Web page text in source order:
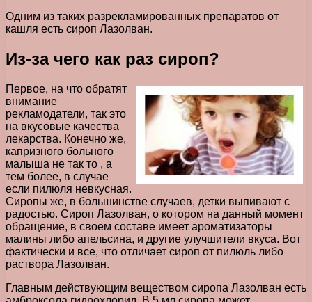
Одним из таких разрекламированных препаратов от
кашля есть сироп Лазолван.
Из-за чего как раз сироп?
Первое, на что обратят
внимание
рекламодатели, так это
на вкусовые качества
лекарства. Конечно же,
капризного больного
малыша не так то , а
тем более, в случае
если пилюля невкусная.
Сиропы же, в большинстве случаев, детки выпивают с
радостью. Сироп Лазолван, о котором на данный момент
обращение, в своем составе имеет ароматизаторы
малины либо апельсина, и другие улучшители вкуса. Вот
фактически и все, что отличает сироп от пилюль либо
раствора Лазолван.
Главным действующим веществом сиропа Лазолван есть